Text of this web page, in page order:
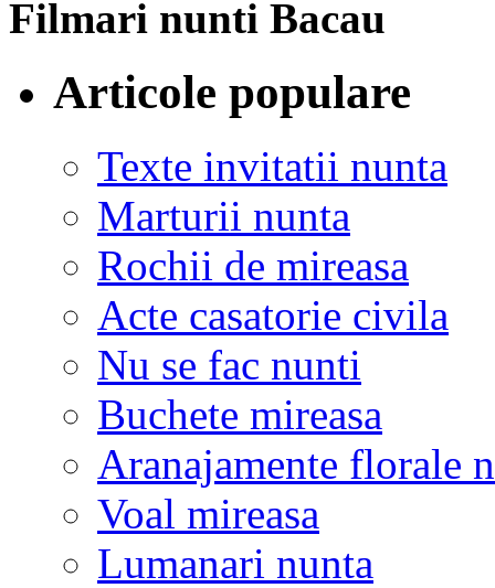
Filmari nunti Bacau
Articole populare
Texte invitatii nunta
Marturii nunta
Rochii de mireasa
Acte casatorie civila
Nu se fac nunti
Buchete mireasa
Aranajamente florale
Voal mireasa
Lumanari nunta